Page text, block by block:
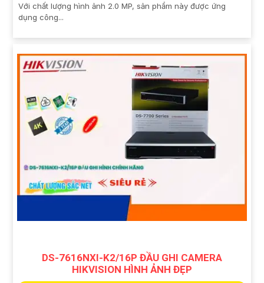
Với chất lượng hình ảnh 2.0 MP, sản phẩm này được ứng
dụng công...
DS-7616NXI-K2/16P ĐẦU GHI CAMERA
HIKVISION HÌNH ẢNH ĐẸP